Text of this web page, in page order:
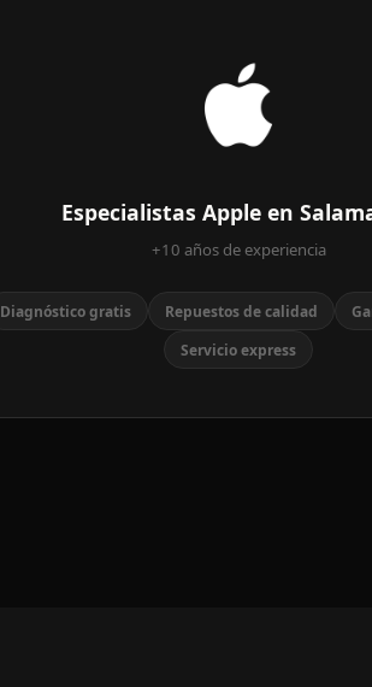
Especialistas Apple en
+10 años de experiencia
Diagnóstico gratis Repuestos de calidad
Servicio express